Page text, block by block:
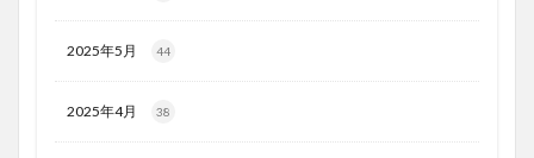
2025年5月 44
2025年4月 38